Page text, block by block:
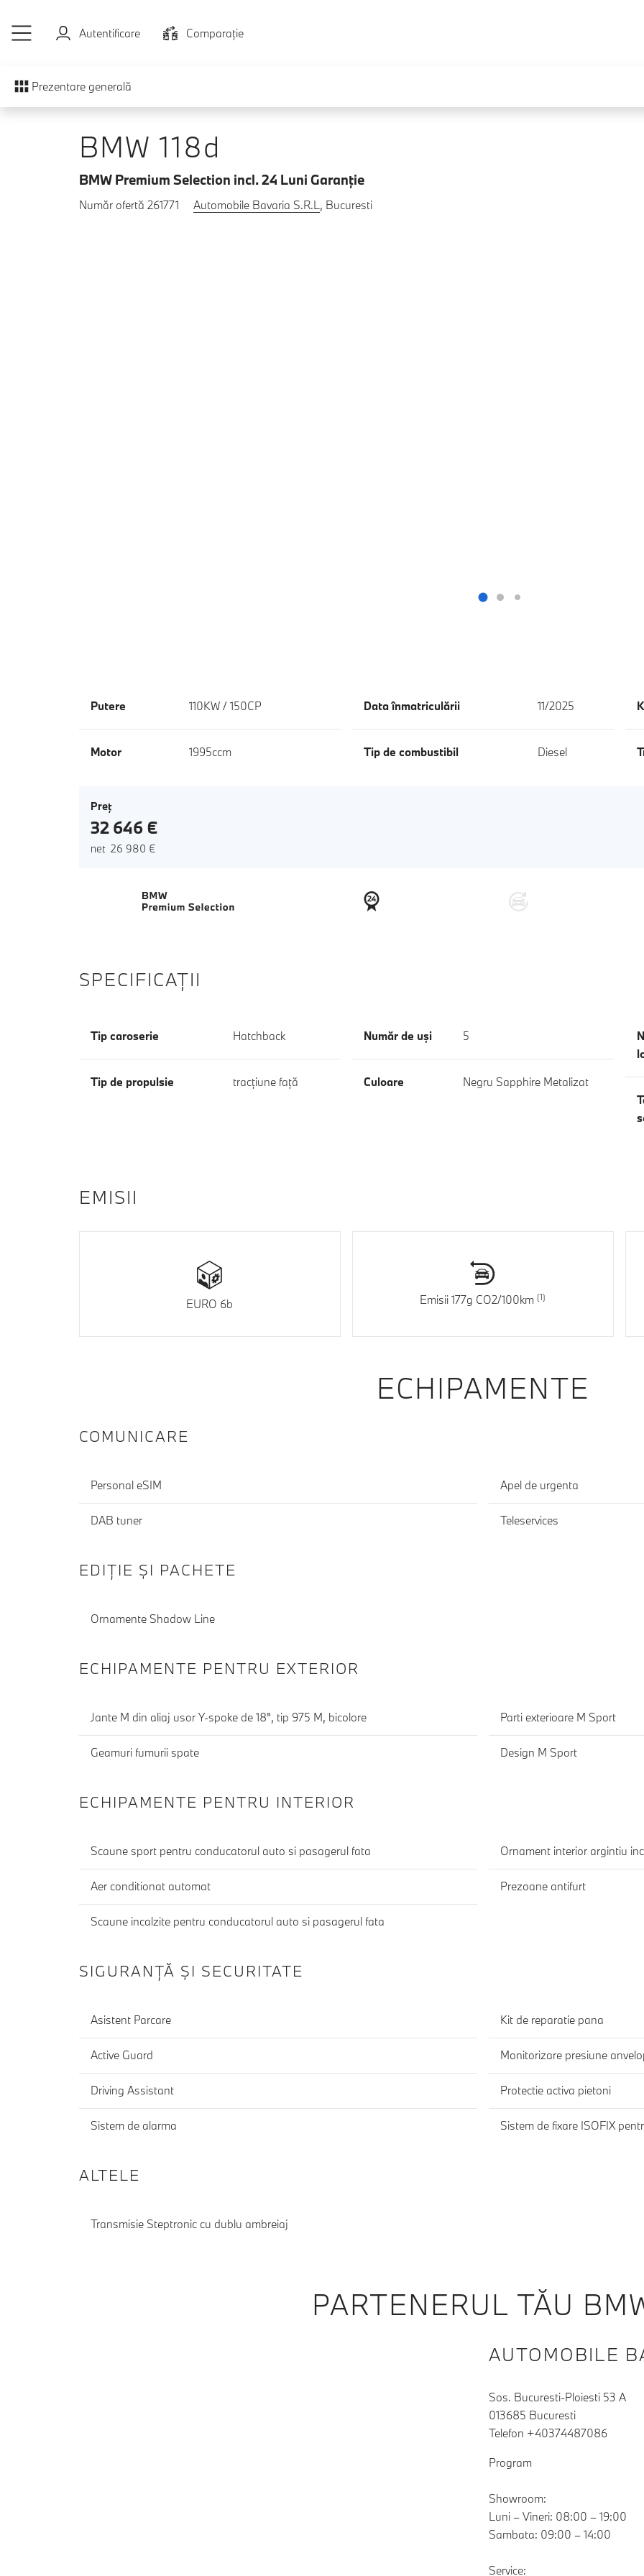
Autentificare
Comparaţie
Prezentare generală
BMW 118d
BMW Premium Selection incl. 24 Luni Garanţie
Număr ofertă 261771 Automobile Bavaria S.R.L, Bucuresti
Putere 110KW / 150CP
Motor 1995ccm
Data înmatriculării 11/2025
Tip de combustibil Diesel
Preţ
32 646 €
net 26 980 €
SPECIFICAŢII
Tip caroserie Hatchback
Tip de propulsie tracţiune faţă
Număr de uşi 5
Culoare Negru Sapphire Metalizat
EMISII
EURO 6b Emisii 177g CO2/100km
ECHIPAMENTE
COMUNICARE
Personal eSIM
DAB tuner
Apel de urgenta
Teleservices
EDIŢIE ŞI PACHETE
Ornamente Shadow Line
ECHIPAMENTE PENTRU EXTERIOR
Jante M din aliaj usor Y-spoke de 18", tip 975 M, bicolore
Geamuri fumurii spate
Parti exterioare M Sport
Design M Sport
ECHIPAMENTE PENTRU INTERIOR
Scaune sport pentru conducatorul auto si pasagerul fata
Aer conditionat automat
Scaune incalzite pentru conducatorul auto si pasagerul fata
Ornament interior argintiu
Prezoane antifurt
SIGURANŢĂ ŞI SECURITATE
Asistent Parcare
Active Guard
Driving Assistant
Sistem de alarma
Kit de reparatie pana
Monitorizare presiune
Protectie activa pietoni
Sistem de fixare ISOFIX
ALTELE
Transmisie Steptronic cu dublu ambreiaj
PARTENERUL TĂU
AUTOMOBILE
Sos. Bucuresti-Ploiesti 53 A
013685 Bucuresti
Telefon +40374487086
Program
Showroom:
Luni – Vineri: 08:00 – 19:00
Sambata: 09:00 – 14:00
Service: